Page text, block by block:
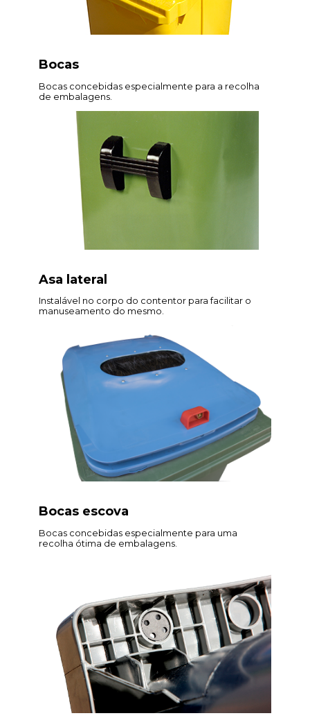
Bocas
Bocas concebidas especialmente para a recolha
de embalagens.
Asa lateral
Instalável no corpo do contentor para facilitar o
manuseamento do mesmo.
Bocas escova
Bocas concebidas especialmente para uma
recolha ótima de embalagens.